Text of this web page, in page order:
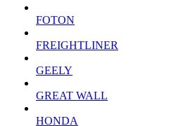
FOTON
FREIGHTLINER
GEELY
GREAT WALL
HONDA